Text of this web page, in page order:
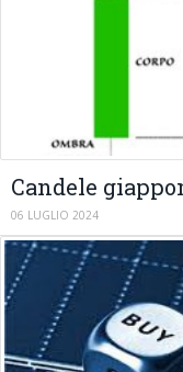
Candele
06 LUGLIO 2024